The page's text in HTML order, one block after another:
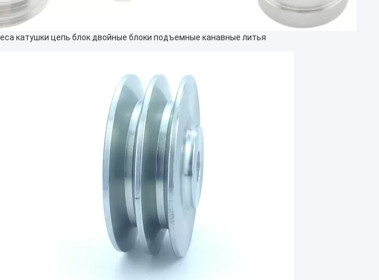
катушки цепь блок двойные блоки подъемные канавные литья